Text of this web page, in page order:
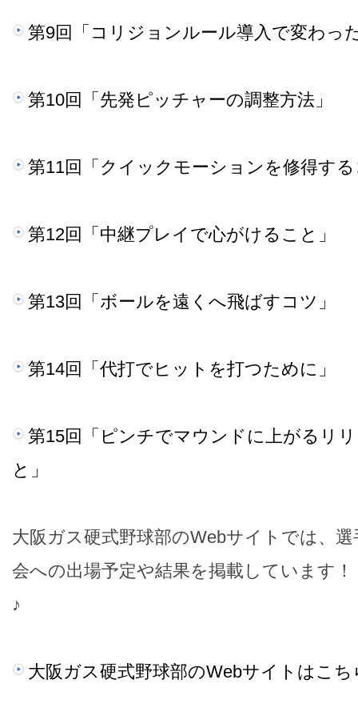
第9回「コリジョンルール導入で変わっ
第10回「先発ピッチャーの調整方法」
第11回「クイックモーションを修得す
第12回「中継プレイで心がけること」
第13回「ボールを遠くへ飛ばすコツ」
第14回「代打でヒットを打つために」
第15回「ピンチでマウンドに上がるリ
と」
大阪ガス硬式野球部のWebサイトでは、
会への出場予定や結果を掲載しています
♪
大阪ガス硬式野球部のWebサイトはこち